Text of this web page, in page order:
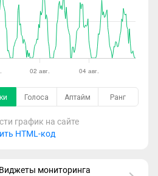
график на сайте
HTML-код
Виджеты мониторинга